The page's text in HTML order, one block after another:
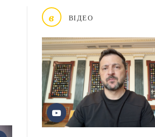
в ВІДЕО